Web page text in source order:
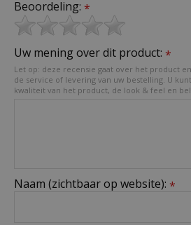
Beoordeling: *
Uw mening over dit product: *
Let op: deze recensie gaat over het product
de service of levering van uw bestelling. U
kwaliteit van het product, de look & feel en
Naam (zichtbaar op website): *